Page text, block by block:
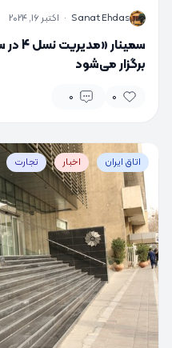
S
Sanat Ehdas
· اکتبر 16, 2024
برگزار می‌شود
0
0
اتاق ایران اخبار تجارت